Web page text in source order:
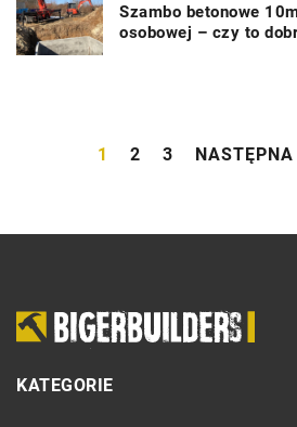
Szambo betonowe
osobowej – czy to
1 2 3
KATEGORIE